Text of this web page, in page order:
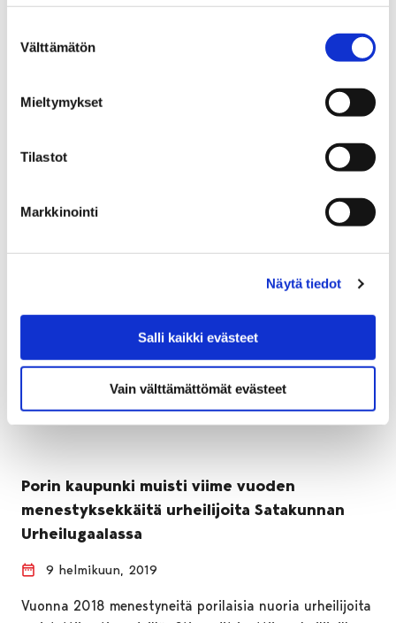
valinta
Välttämätön
Mieltymykset
Tilastot
Markkinointi
Näytä tiedot
Salli kaikki evästeet
Vain välttämättömät evästeet
TÄNÄÄN 11.2. VIETETÄÄN VALTAKUNNALLISTA
11 helmikuun, 2019
vaaratiedotteiden välitysjärjestelmää.
Porin kaupunki muisti viime vuoden
menestyksekkäitä urheilijoita Satakunnan
Urheilugaalassa
9 helmikuun, 2019
Vuonna 2018 menestyneitä porilaisia nuoria urheilijoita